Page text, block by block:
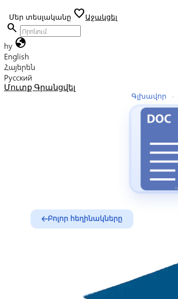
Մեր տեսլականը favoriteԱջակցել
search
hy globe
English
Հայերեն
Русский
Մուտք Գրանցվել
Գլխավոր ›
Բոլոր հեղինակները